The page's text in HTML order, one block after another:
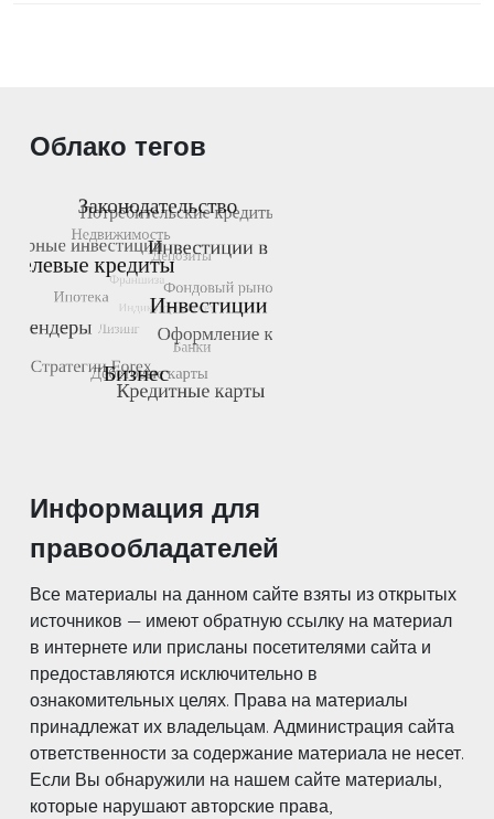
Облако тегов
Информация для
правообладателей
Все материалы на данном сайте взяты из открытых
источников — имеют обратную ссылку на материал
в интернете или присланы посетителями сайта и
предоставляются исключительно в
ознакомительных целях. Права на материалы
принадлежат их владельцам. Администрация сайта
ответственности за содержание материала не несет.
Если Вы обнаружили на нашем сайте материалы,
которые нарушают авторские права,